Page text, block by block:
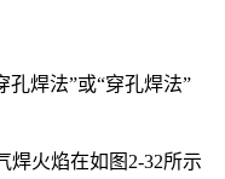
孔焊法”或“穿孔焊法”
焊火焰在如图2-32所示